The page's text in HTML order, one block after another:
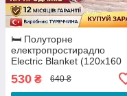
🛏️ Полуторне
електропростирадло
Electric Blanket (120х160
530 ₴ 640 ₴